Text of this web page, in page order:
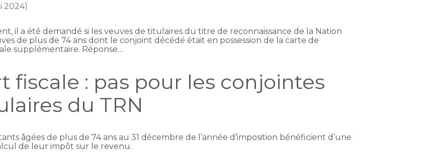
2024)
il a été demandé si les veuves de titulaires du titre de reconnaissance de la Nation
de plus de 74 ans dont le conjoint décédé était en possession de la carte de
supplémentaire. Réponse…
fiscale : pas pour les conjointes
du TRN
âgées de plus de 74 ans au 31 décembre de l’année d’imposition bénéficient d’une
de leur impôt sur le revenu.